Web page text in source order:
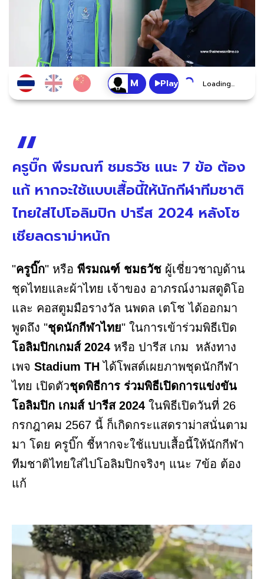
Play Loading...
ครูบิ๊ก พีรมณฑ์ ชมธวัช แนะ 7 ข้อ ต้อง
แก้ หากจะใช้แบบเสื้อนี้ให้นักกีฬาทีมชาติ
ไทยใส่ไปโอลิมปิก ปารีส 2024 หลังโซ
เชียลดราม่าหนัก
"ครูบิ๊ก" หรือ พีรมณฑ์ ชมธวัช ผู้เชี่ยวชาญด้าน
ชุดไทยและผ้าไทย เจ้าของ อาภรณ์งามสตูดิโอ
และ คอสตูมมือรางวัล นพดล เตโช ได้ออกมา
พูดถึง "ชุดนักกีฬาไทย" ในการเข้าร่วมพิธีเปิด
โอลิมปิกเกมส์ 2024 หรือ ปารีส เกม หลังทาง
เพจ Stadium THได้โพสต์เผยภาพชุดนักกีฬา
ไทย เปิดตัวชุดพิธีการ ร่วมพิธีเปิดการแข่งขัน
โอลิมปิก เกมส์ ปารีส 2024 ในพิธีเปิดวันที่ 26
กรกฎาคม 2567 นี้ ก็เกิดกระแสดราม่าสนั่นตาม
มา โดย ครูบิ๊ก ชี้หากจะใช้แบบเสื้อนี้ให้นักกีฬา
ทีมชาติไทยใส่ไปโอลิมปิกจริงๆ แนะ 7ข้อ ต้อง
แก้